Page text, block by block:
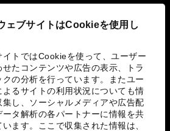
ェブサイトはCookieを使用し
イトではCookieを使って、ユーザー
せたコンテンツや広告の表示、トラ
クの分析を行っています。またユー
よるサイトの利用状況についても情
集し、ソーシャルメディアや広告配
ータ解析の各パートナーに情報を共
ます。ここで収集された情報は、
り組み